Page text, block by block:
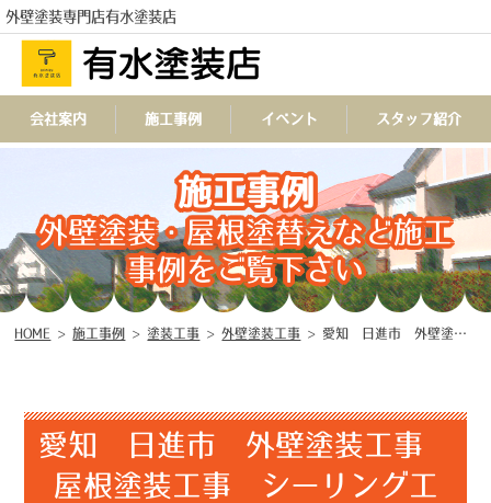
外壁塗装専門店有水塗装店
TEL
会社案内 施工事例 イベント スタッフ紹介
施工事例
外壁塗装・屋根塗替えなど施工
事例をご覧下さい
HOME > 施工事例 > 塗装工事 >外壁塗装工事 > 愛知 日進市 外壁塗装工事 屋根塗装工事 シーリング工事 付帯部塗装工事 防水工事 ♤
愛知 日進市 外壁塗装工事
屋根塗装工事 シーリング工